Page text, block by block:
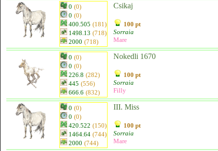
0 (0)
0 (0)
400.505 (181)
1498.13 (718)
2000 (718)
Csikaj
100 pt
Sorraia
Mare
0 (0)
0 (0)
226.8 (282)
445 (556)
666.6 (832)
Nokedli 1670
100 pt
Sorraia
Filly
0 (0)
0 (0)
420.522 (150)
1464.64 (744)
2000 (744)
III. Miss
100 pt
Sorraia
Mare